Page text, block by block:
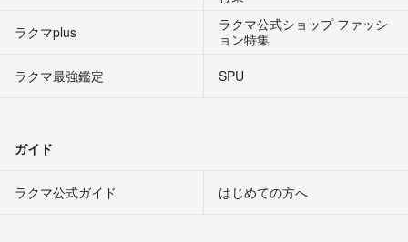
ラクマplus
ラクマ公式ショップ ファッシ
ョン特集
ラクマ最強鑑定
SPU
ガイド
ラクマ公式ガイド はじめての方へ